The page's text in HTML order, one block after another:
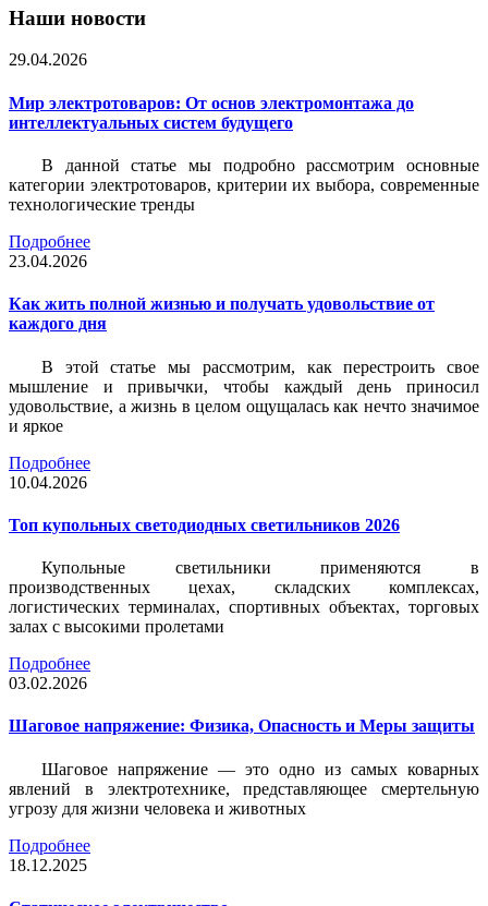
Наши новости
29.04.2026
Мир электротоваров: От основ электромонтажа до
интеллектуальных систем будущего
В данной статье мы подробно рассмотрим основные
категории электротоваров, критерии их выбора, современные
технологические тренды
Подробнее
23.04.2026
Как жить полной жизнью и получать удовольствие от
каждого дня
В этой статье мы рассмотрим, как перестроить свое
мышление и привычки, чтобы каждый день приносил
удовольствие, а жизнь в целом ощущалась как нечто значимое
и яркое
Подробнее
10.04.2026
Топ купольных светодиодных светильников 2026
Купольные светильники применяются в
производственных цехах, складских комплексах,
логистических терминалах, спортивных объектах, торговых
залах с высокими пролетами
Подробнее
03.02.2026
Шаговое напряжение: Физика, Опасность и Меры защиты
Шаговое напряжение — это одно из самых коварных
явлений в электротехнике, представляющее смертельную
угрозу для жизни человека и животных
Подробнее
18.12.2025